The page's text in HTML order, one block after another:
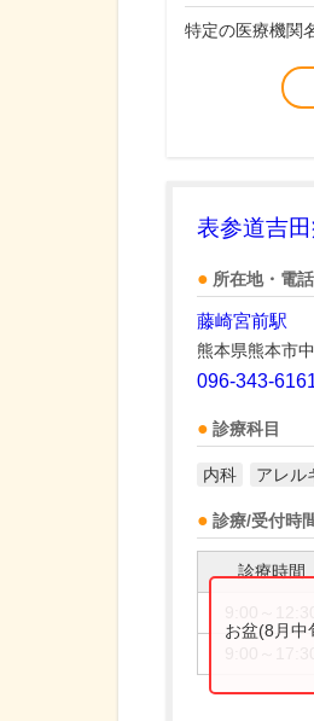
特定の医療機関
表参道吉
所在地・電
藤崎宮前駅
熊本県熊本市
096-343-
診療科目
内科 アレル
診療/受付時
診療時間
お盆(8月中